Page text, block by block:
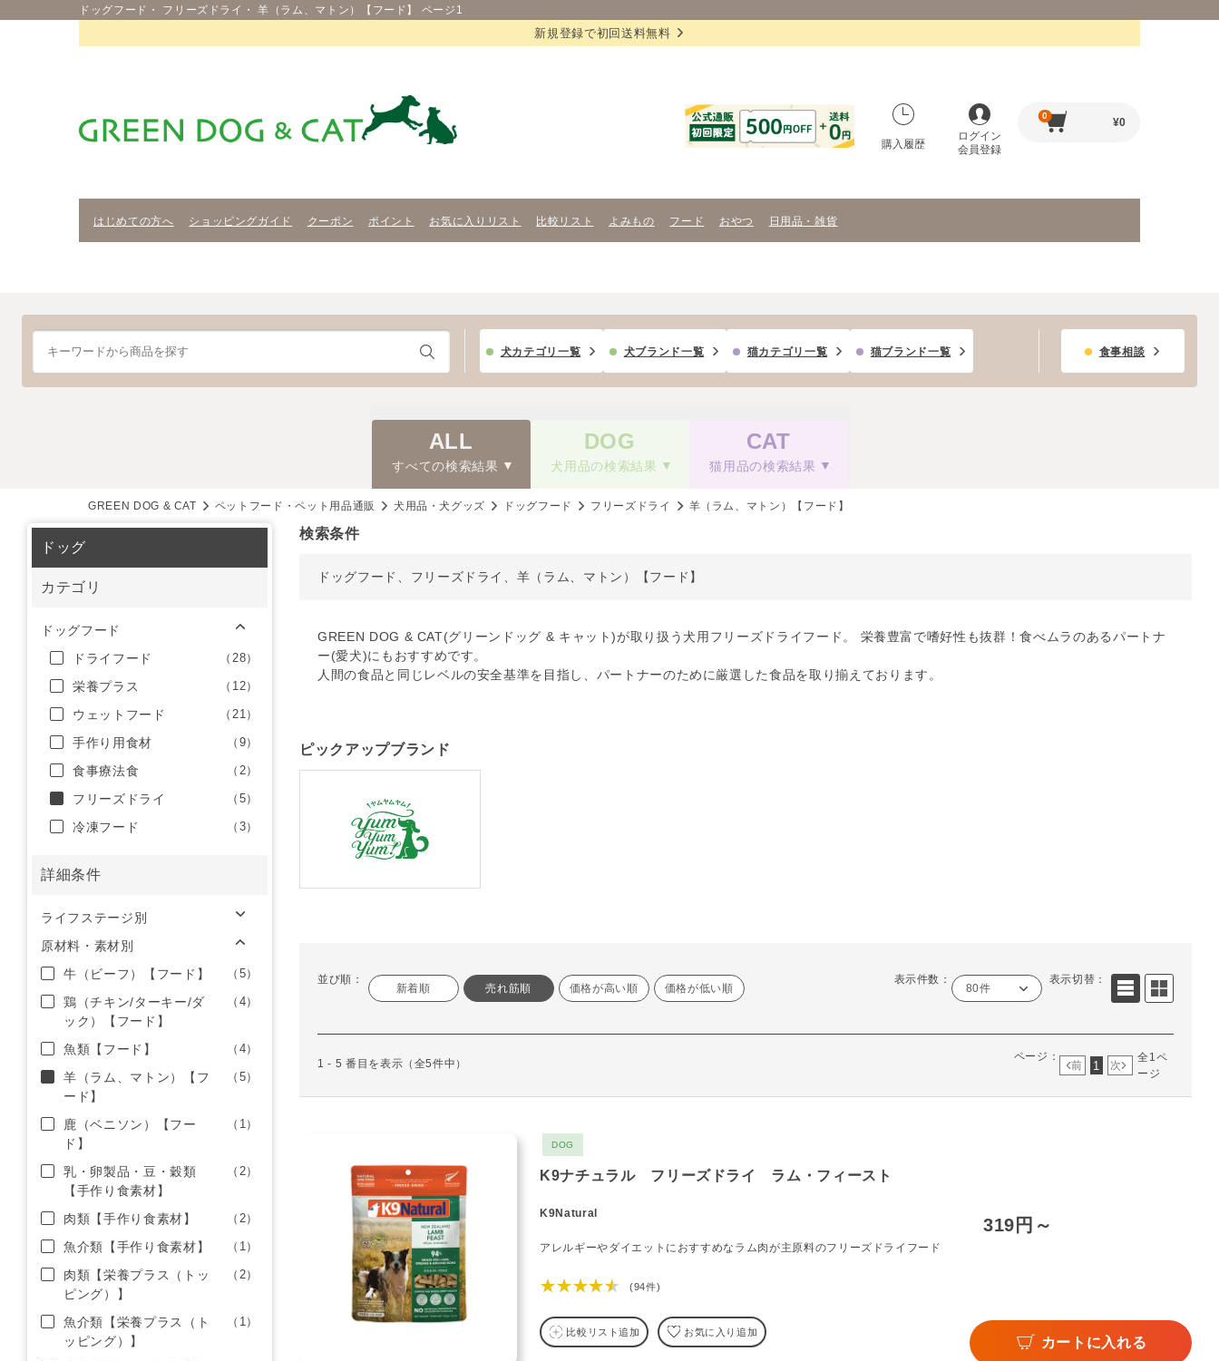
ドッグフード・ フリーズドライ・ 羊（ラム、マトン）【フード】 ページ1
新規登録で初回送料無料
購入履歴
ログイン
会員登録
0
¥0
はじめての方へ ショッピングガイド クーポン ポイント お気に入りリスト 比較リスト よみもの フード おやつ 日用品・雑貨
犬カテゴリ一覧 犬ブランド一覧 猫カテゴリ一覧 猫ブランド一覧 食事相談
ALL
すべての検索結果
DOG
犬用品の検索結果
CAT
猫用品の検索結果
GREEN DOG & CAT ペットフード・ペット用品通販 犬用品・犬グッズ ドッグフード フリーズドライ 羊（ラム、マトン）【フード】
検索条件
ドッグフード、フリーズドライ、羊（ラム、マトン）【フード】
GREEN DOG & CAT(グリーンドッグ & キャット)が取り扱う犬用フリーズドライフード。 栄養豊富で嗜好性も抜群！食べムラのあるパートナ
ー(愛犬)にもおすすめです。
人間の食品と同じレベルの安全基準を目指し、パートナーのために厳選した食品を取り揃えております。
ピックアップブランド
並び順：
新着順 売れ筋順 価格が高い順 価格が低い順
表示件数：
80件
表示切替：
1 - 5 番目を表示（全5件中）
ページ：
前 1 次
全1ペ
ージ
DOG
K9ナチュラル フリーズドライ ラム・フィースト
K9Natural
アレルギーやダイエットにおすすめなラム肉が主原料のフリーズドライフード
★★★★★ (94件)
比較リスト追加 お気に入り追加
319円～
カートに入れる
ドッグ
カテゴリ
ドッグフード
ドライフード
（28）
栄養プラス （12）
ウェットフード （21）
手作り用食材 （9）
食事療法食 （2）
フリーズドライ （5）
冷凍フード （3）
詳細条件
ライフステージ別
原材料・素材別
牛（ビーフ）【フード】
（5）
鶏（チキン/ターキー/ダ
ック）【フード】
（4）
魚類【フード】 （4）
羊（ラム、マトン）【フ
ード】
（5）
鹿（ベニソン）【フー
ド】
（1）
乳・卵製品・豆・穀類
【手作り食素材】
（2）
肉類【手作り食素材】 （2）
魚介類【手作り食素材】 （1）
肉類【栄養プラス（トッ
ピング）】
（2）
魚介類【栄養プラス（ト
ッピング）】
（1）